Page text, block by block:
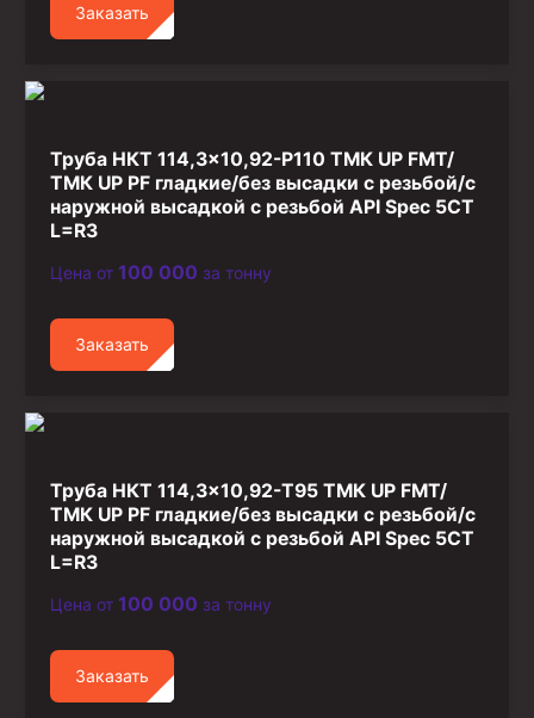
Заказать
Труба НКТ 114,3×10,92-P110 ТМК UP FMT/
ТМК UP PF гладкие/без высадки с резьбой/с
наружной высадкой с резьбой API Spec 5CT
L=R3
Цена от 100 000 за тонну
Заказать
Труба НКТ 114,3×10,92-T95 ТМК UP FMT/
ТМК UP PF гладкие/без высадки с резьбой/с
наружной высадкой с резьбой API Spec 5CT
L=R3
Цена от 100 000 за тонну
Заказать